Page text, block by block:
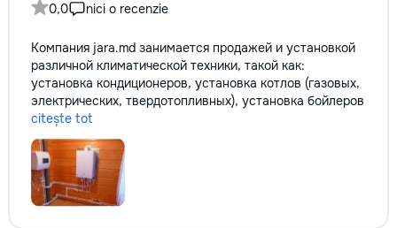
0,0
nici o recenzie
Компания jara.md занимается продажей и установкой
различной климатической техники, такой как:
установка кондиционеров, установка котлов (газовых,
электрических, твердотопливных), установка бойлеров
citește tot